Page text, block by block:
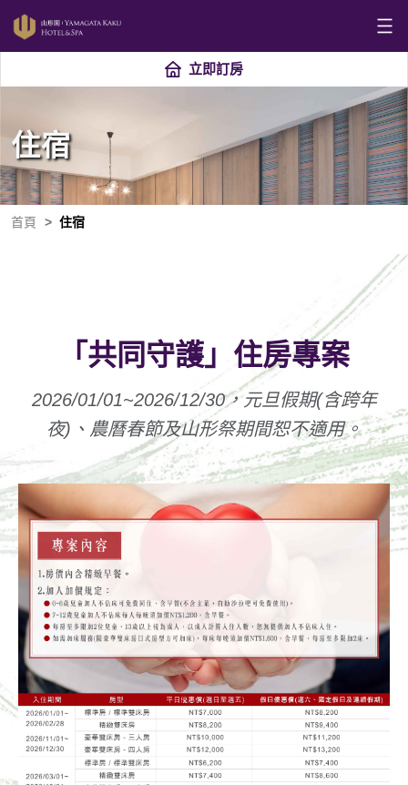
立即訂房
住宿
首頁 住宿
「共同守護」住房專案
2026/01/01~2026/12/30，元旦假期(含跨年
夜)、農曆春節及山形祭期間恕不適用。